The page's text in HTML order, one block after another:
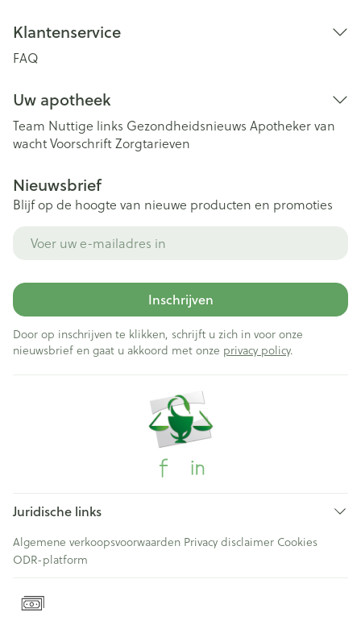
Klantenservice
FAQ
Uw apotheek
Team Nuttige links Gezondheidsnieuws Apotheker van
wachtVoorschriftZorgtarieven
Nieuwsbrief
Blijf op de hoogte van nieuwe producten en promoties
Inschrijven
Door op inschrijven te klikken, schrijft u zich in voor onze
nieuwsbrief en gaat u akkoord met onze privacy policy.
Juridische links
Algemene verkoopsvoorwaarden Privacy disclaimer Cookies
ODR-platform